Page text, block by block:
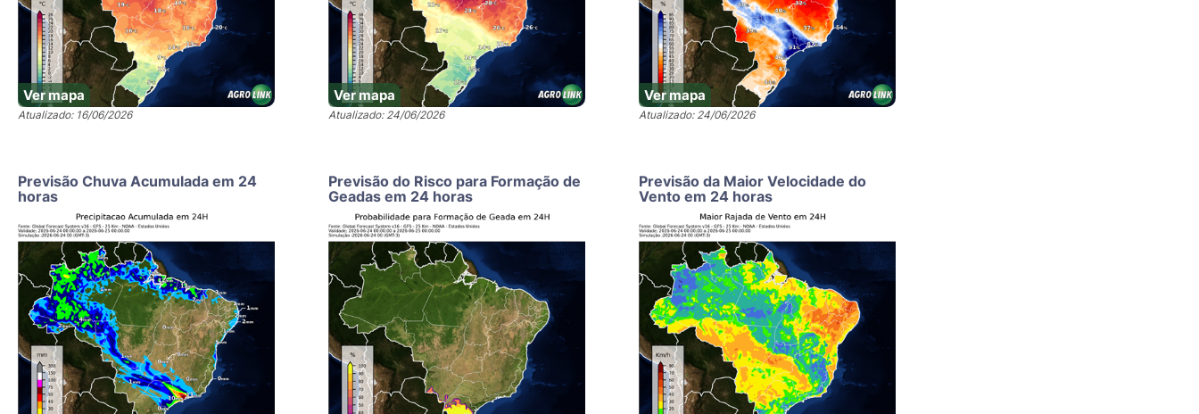
Ver mapa
Atualizado: 16/06/2026
Ver mapa
Atualizado: 24/06/2026
Ver mapa
Atualizado: 24/06/2026
Previsão Chuva Acumulada em 24
horas
Previsão do Risco para Formação de
Geadas em 24 horas
Previsão da Maior Velocidade do
Vento em 24 horas